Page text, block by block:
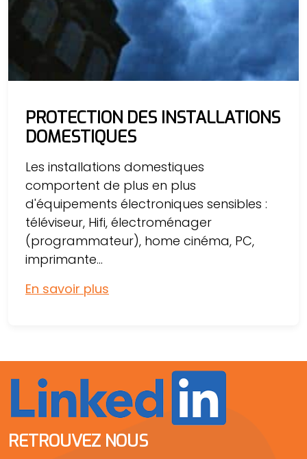
PROTECTION DES INSTALLATIONS
DOMESTIQUES
Les installations domestiques
comportent de plus en plus
d'équipements électroniques sensibles :
téléviseur, Hifi, électroménager
(programmateur), home cinéma, PC,
imprimante...
En savoir plus
RETROUVEZ NOUS